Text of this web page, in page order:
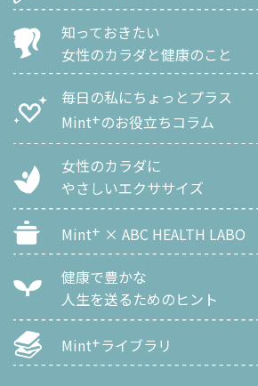
知っておきたい
女性のカラダと健康のこと
毎日の私にちょっとプラス
Mint+のお役立ちコラム
女性のカラダに
やさしいエクササイズ
Mint+ × ABC HEALTH LABO
健康で豊かな
人生を送るためのヒント
Mint+ライブラリ